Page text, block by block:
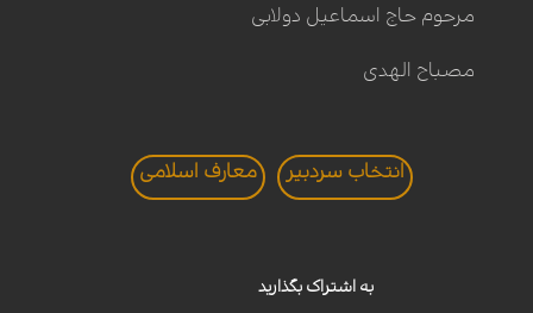
مرحوم حاج اسماعیل دولابی
مصباح الهدی
انتخاب سردبير معارف اسلامی
به اشتراک بگذارید